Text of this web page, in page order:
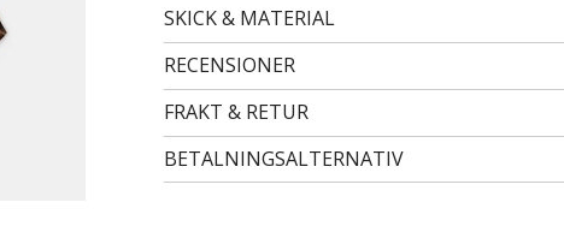
- STORLEK 134/140 -SKICK & MATERIAL
RECENSIONER
FRAKT & RETUR
BETALNINGSALTERNATIV